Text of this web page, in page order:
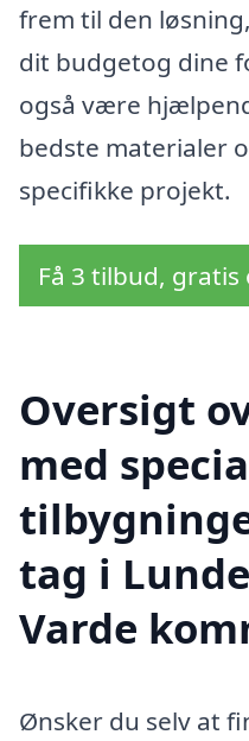
frem til den
dit budgetog dine
også være
bedste materialer
specifikke projekt.
Få 3 tilbud,
Oversigt
med
tag i
Varde
Ønsker du selv at